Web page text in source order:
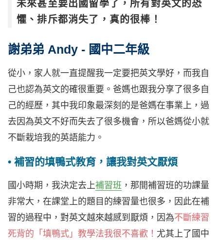
未來甚至要出國留學了，所有對英文的恐
懼、排斥都消失了，真的很棒！
謝弟弟 Andy - 國中二年級
從小，家人就一直提醒我一定要把英文學好 ，而我自
己也認為英文的確很重要。爸媽也跟我分享了很多自
己的經歷，其中我印象最深刻的是爸媽在事業上，過
去因為英文不好而失去了很多機會，所以爸媽從小就
不斷栽培我的英語能力。
• 補習的填鴨式教育，讓我對英文厭煩
國小時期，我決定去上補習班 ，那間補習班的功課量
非常大，在課堂上的題目的練習量也很多，因此在補
習的過程中，對英文越來越感到厭煩，因為不斷練習
死背的「填鴨式」教學法我很不喜歡！ 尤其上了國中